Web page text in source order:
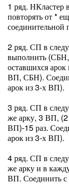
1 ряд. НКластер
повторять от *
соединительной
2 ряд. СП в
выполнить
оставшихся
ВП, СБН).
арок из 3-х ВП).
3 ряд. СП в
же арку, 3 ВП,
ВП)-15 раз.
арок из 3-х ВП).
4 ряд. СП в
же арку и в
ВП. Соединить